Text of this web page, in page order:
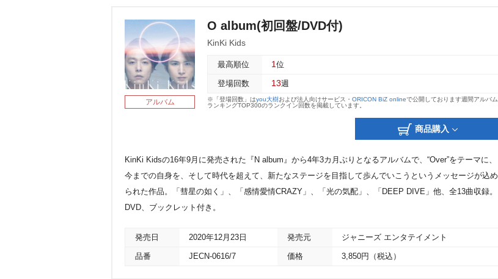
アルバム
O album(初回盤/DVD付)
KinKi Kids
最高順位 1 位
登場回数 13週
※「登場回数」はyou大樹および法人向けサービス・ ORICON BiZ onlineで公開しております週間アルバム
ランキングTOP300のランクイン回数を掲載しています。
商品購入
KinKi Kidsの16年9月に発売された『N album』から4年3カ月ぶりとなるアルバムで、“Over”をテーマに、
今までの自身を、そして時代を超えて、新たなステージを目指して歩んでいこうというメッセージが込め
られた作品。「彗星の如く」、「感情愛情CRAZY」、「光の気配」、「DEEP DIVE」他、全13曲収録。
DVD、ブックレット付き。
発売日 2020年12月23日 発売元 ジャニーズ エンタテイメント
品番 JECN-0616/7 価格 3,850円（税込）